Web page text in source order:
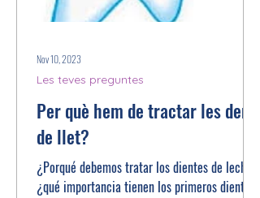
Per què hem de tractar les dents
de llet?
¿Porqué debemos tratar los dientes de leche?
¿qué importancia tienen los primeros dientes?
Les teves preguntes
Nov 10, 2023